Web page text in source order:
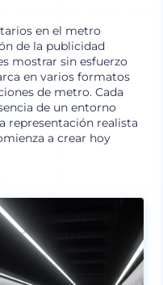
en el metro
de la publicidad
mostrar sin esfuerzo
en varios formatos
de metro. Cada
de un entorno
representación realista
a crear hoy